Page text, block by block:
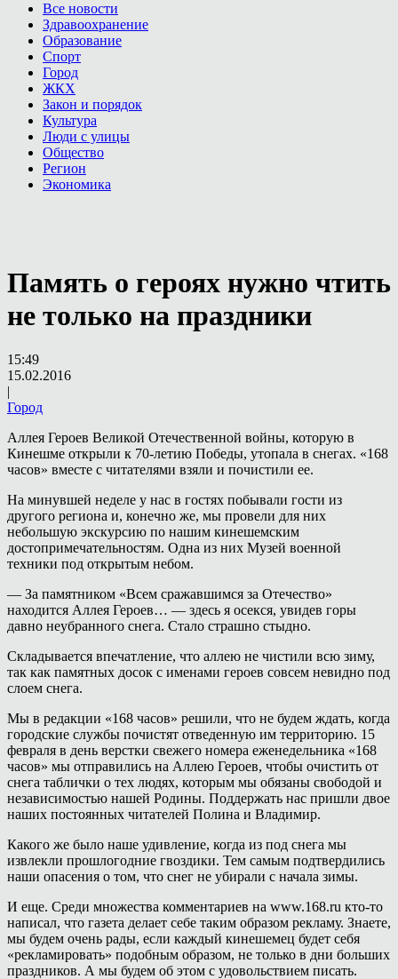
Все новости
Здравоохранение
Образование
Спорт
Город
ЖКХ
Закон и порядок
Культура
Люди с улицы
Общество
Регион
Экономика
Память о героях нужно чтить
не только на праздники
15:49
15.02.2016
|
Город
Аллея Героев Великой Отечественной войны, которую в
Кинешме открыли к 70-летию Победы, утопала в снегах. «168
часов» вместе с читателями взяли и почистили ее.
На минувшей неделе у нас в гостях побывали гости из
другого региона и, конечно же, мы провели для них
небольшую экскурсию по нашим кинешемским
достопримечательностям. Одна из них Музей военной
техники под открытым небом.
— За памятником «Всем сражавшимся за Отечество»
находится Аллея Героев… — здесь я осекся, увидев горы
давно неубранного снега. Стало страшно стыдно.
Складывается впечатление, что аллею не чистили всю зиму,
так как памятных досок с именами героев совсем невидно под
слоем снега.
Мы в редакции «168 часов» решили, что не будем ждать, когда
городские службы почистят отведенную им территорию. 15
февраля в день верстки свежего номера еженедельника «168
часов» мы отправились на Аллею Героев, чтобы очистить от
снега таблички о тех людях, которым мы обязаны свободой и
независимостью нашей Родины. Поддержать нас пришли двое
наших постоянных читателей Полина и Владимир.
Какого же было наше удивление, когда из под снега мы
извлекли прошлогодние гвоздики. Тем самым подтвердились
наши опасения о том, что снег не убирали с начала зимы.
И еще. Среди множества комментариев на www.168.ru кто-то
написал, что газета делает себе таким образом рекламу. Знаете,
мы будем очень рады, если каждый кинешемец будет себя
«рекламировать» подобным образом, не только в дни больших
праздников. А мы будем об этом с удовольствием писать.